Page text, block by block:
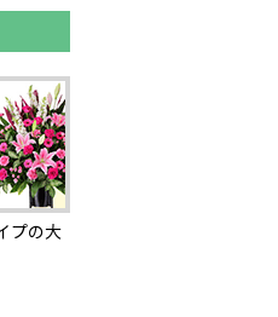
プの大